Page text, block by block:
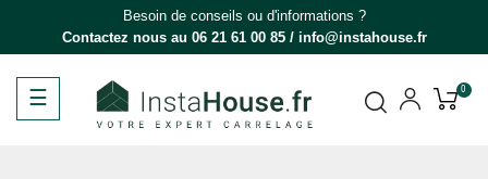
Besoin de conseils ou d'informations ?
Contactez nous au 06 21 61 00 85/ info@instahouse.fr
Basculer
la
☰ 0